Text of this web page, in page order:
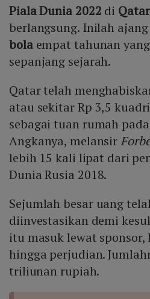
Piala Dunia 2022 di Qatar
berlangsung. Inilah
bolaempat tahunan
sepanjang sejarah.
Qatar telah
atau sekitar Rp 3,5
sebagai tuan rumah
Angkanya, melansir
lebih 15 kali lipat dari
Dunia Rusia 2018.
Sejumlah besar uang
diinvestasikan demi
itu masuk lewat sponsor,
hingga perjudian.
triliunan rupiah.